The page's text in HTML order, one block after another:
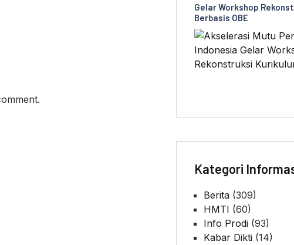
Gelar Workshop
Berbasis OBE
Kategori
Berita (309)
HMTI (60)
Info Prodi (93)
Kabar Dikti (14)